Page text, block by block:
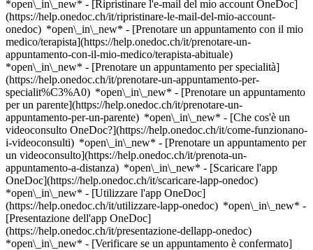
*open\_in\_new* - [Ripristinare l'e-mail del mio account OneDoc]
(https://help.onedoc.ch/it/ripristinare-le-mail-del-mio-account-
onedoc) *open\_in\_new* - [Prenotare un appuntamento con il mio
medico/terapista](https://help.onedoc.ch/it/prenotare-un-
appuntamento-con-il-mio-medico/terapista-abituale)
*open\_in\_new* - [Prenotare un appuntamento per specialità]
(https://help.onedoc.ch/it/prenotare-un-appuntamento-per-
specialit%C3%A0) *open\_in\_new* - [Prenotare un appuntamento
per un parente](https://help.onedoc.ch/it/prenotare-un-
appuntamento-per-un-parente) *open\_in\_new* - [Che cos'è un
videoconsulto OneDoc?](https://help.onedoc.ch/it/come-funzionano-
i-videoconsulti) *open\_in\_new* - [Prenotare un appuntamento per
un videoconsulto](https://help.onedoc.ch/it/prenota-un-
appuntamento-a-distanza) *open\_in\_new* - [Scaricare l'app
OneDoc](https://help.onedoc.ch/it/scaricare-lapp-onedoc)
*open\_in\_new* - [Utilizzare l'app OneDoc]
(https://help.onedoc.ch/it/utilizzare-lapp-onedoc) *open\_in\_new* -
[Presentazione dell'app OneDoc]
(https://help.onedoc.ch/it/presentazione-dellapp-onedoc)
*open\_in\_new* - [Verificare se un appuntamento è confermato](https://help.onedoc.ch/it/verificare-se-un-appuntamento-%C3%A8-confermato) *open\_in\_new* - [Annullare un appuntamento prenotato online su OneDoc](https://help.onedoc.ch/it/annullare-un-appuntamento-prenotato-online-su-onedoc) *open\_in\_new* - [Non ho ricevuto la conferma dell'appuntamento](https://help.onedoc.ch/it/non-ho-ricevuto-la-conferma-dellappuntamento) *open\_in\_new* [Vedi tutti i nostri articoli *open\_in\_new*](https://help.onedoc.ch/it/) close ## Modifica la ricerca ![Casa con segno più che indica che la consultazione può essere effettuata in sede](https://www.onedoc.ch/assets/images/icons/on-site.svg) In loco ![Fotocamera con simbolo play che indica che la consultazione può essere effettuata a distanza in video](https://www.onedoc.ch/assets/images/icons/remote.svg) A distanza Cerca #### Specialità #### Professionisti #### Istituti edit Specialista in medicina interna generale a Bienna tune Filtra per Nuovo paziente*keyboard\_arrow\_down* - Accettato*check\_circle* Lingua parlata*keyboard\_arrow\_down* - Albanese*check\_circle* - Arabo*check\_circle* - Catalano*check\_circle* - Francese*check\_circle* - Inglese*check\_circle* - Italiano*check\_circle* - Latino*check\_circle* - Malese*check\_circle* - Olandese*check\_circle* - Persiano*check\_circle* - Portoghese*check\_circle* - Serbo*check\_circle* - Spagnolo*check\_circle* - Svedese*check\_circle* - Tedesco*check\_circle* - Turco*check\_circle* - Ungherese*check\_circle* Sesso*keyboard\_arrow\_down* - Donna*check\_circle* - Uomo*check\_circle* Rete*keyboard\_arrow\_down* - Ärztenetzwerk Bern*check\_circle* - Ärztenetzwerk Grauholz*check\_circle* - ArgoMed*check\_circle* - mediX*check\_circle* - mednetbern*check\_circle* - Medbase*check\_circle* Disponibilità*keyboard\_arrow\_down* - Disponibile oggi*check\_circle* - Entro i prossimi 3 giorni*check\_circle* - Entro i prossimi 7 giorni*check\_circle* - Entro i prossimi 14 giorni*check\_circle* # __Specialista in medicina interna generale__ a __Bienna__: prenota il tuo appuntamento online oggi ## 8 risultati a Bienna [![Dr.ssa med. Tabea Amon, specialista in medicina interna generale a Bienna](https://assets.onedoc.ch/images/users/3d6fe6ec776f648c9a91cd7f3df23dedace87a61d135d5fbed541b05f7b94b28-small.jpg "Dr.ssa med. Tabea Amon, specialista in medicina interna generale a Bienna")](https://www.onedoc.ch/it/specialista-in-medicina-interna-generale/bienna/pc1j6/dr-med-tabea-amon) ### [Dr.ssa med. Tabea Amon](https://www.onedoc.ch/it/specialista-in-medicina-interna-generale/bienna/pc1j6/dr-med-tabea-amon) ![Badge che indica un profilo verificato](https://www.onedoc.ch/assets/images/icons/checkmark.svg) Specialista in medicina interna generale [Praxis im Zentrum Biel](https://www.onedoc.ch/it/studio-medico/bienna/ebegg/praxis-im-zentrum-biel) Unionsgasse 14 2502 Bienna ![Icona paziente con segno meno che indica che il professionista non accetta nuovi pazienti](https://www.onedoc.ch/assets/images/icons/no-new-patients.svg)Non accetta nuovi pazienti [Prenota un appuntamento](https://www.onedoc.ch/it/specialista-in-medicina-interna-generale/bienna/pc1j6/dr-med-tabea-amon) *chevron\_left* mar 04 ago *chevron\_right* Vedi più appuntamenti *error\_outline* Si è verificato un errore durante il caricamento della disponibilità [Riprova](https://www.onedoc.ch) [![Dr.ssa med. Rebekka Gurtner, specialista in medicina interna generale a Bienna](https://assets.onedoc.ch/images/users/2b8e1bcfb7df82cc98e2ff5d91bf73493d1f0b0bd127b61a07f44b898e810095-small.jpg "Dr.ssa med. Rebekka Gurtner, specialista in medicina interna generale a Bienna")](https://www.onedoc.ch/it/specialista-in-medicina-interna-generale/bienna/pc1j5/dr-med-rebekka-gurtner) ### [Dr.ssa med. Rebekka Gurtner](https://www.onedoc.ch/it/specialista-in-medicina-interna-generale/bienna/pc1j5/dr-med-rebekka-gurtner) ![Badge che indica un profilo verificato](https://www.onedoc.ch/assets/images/icons/checkmark.svg) Specialista in medicina interna generale [Praxis im Zentrum Biel](https://www.onedoc.ch/it/studio-medico/bienna/ebegg/praxis-im-zentrum-biel) Unionsgasse 14 2502 Bienna ![Dr.ssa med. Rebekka Gurtner è affiliata alla rete mediX](https://assets.onedoc.ch/images/networks/logos/4f3be0e73805cd850f7f0f1bddc7c1871c91eddabe35e40a16c0bfdcf16c9e49-small.png) ![Icona paziente con segno meno che indica che il professionista non accetta nuovi pazienti](https://www.onedoc.ch/assets/images/icons/no-new-patients.svg)Non accetta nuovi pazienti [Prenota un appuntamento](https://www.onedoc.ch/it/specialista-in-medicina-interna-generale/bienna/pc1j5/dr-med-rebekka-gurtner) *chevron\_left* mar 04 ago *chevron\_right* Vedi più appuntamenti *error\_outline* Si è verificato un errore durante il caricamento della disponibilità [Riprova](https://www.onedoc.ch) [![Dr. med. Sebastian Sixt, angiologo a Bienna](https://assets.onedoc.ch/images/users/5474e14acfaf96c319d1cfee46557ed4bfac4ece18969dc8d4c9f076a73e3448-small.png "Dr. med. Sebastian Sixt, angiologo a Bienna")](https://www.onedoc.ch/it/angiologo/bienna/p4lk/dr-med-sebastian-sixt) ### [Dr. med. Sebastian Sixt](https://www.onedoc.ch/it/angiologo/bienna/p4lk/dr-med-sebastian-sixt) ![Badge che indica un profilo verificato](https://www.onedoc.ch/assets/images/icons/checkmark.svg) [Angiologo](https://www.onedoc.ch/it/angiologo/bienna), Specialista in medicina interna generale [Gefässpraxis Biel/Bienne AG (Bahnhofstrasse 14, 2502 Biel)](https://www.onedoc.ch/it/studio-medico/bienna/esd5/gefasspraxis-biel-bienne-ag-bahnhofstrasse-14-2502-biel) Bahnhofstrasse 14 2502 Bienna ![Icona paziente con segno più che indica che il professionista accetta nuovi pazienti](https://www.onedoc.ch/assets/images/icons/new-patients.svg)Accetta nuovi pazienti [Prenota un appuntamento](https://www.onedoc.ch/it/angiologo/bienna/p4lk/dr-med-sebastian-sixt) *chevron\_left* mar 04 ago *chevron\_right* Vedi più appuntamenti *error\_outline* Si è verificato un errore durante il caricamento della disponibilità [Riprova](https://www.onedoc.ch) [![Dr.ssa med. Joanna Monigatti, specialista in medicina interna generale a Bienna](https://assets.onedoc.ch/images/users/358e86743956819f876b60634d59ddc16a2af793e082dd6bdfb511abe5791435-small.jpg "Dr.ssa med. Joanna Monigatti, specialista in medicina interna generale a Bienna")](https://www.onedoc.ch/it/specialista-in-medicina-interna-generale/bienna/pcw85/dr-med-joanna-monigatti) ### [Dr.ssa med. Joanna Monigatti](https://www.onedoc.ch/it/specialista-in-medicina-interna-generale/bienna/pcw85/dr-med-joanna-monigatti) ![Badge che indica un profilo verificato](https://www.onedoc.ch/assets/images/icons/checkmark.svg) Specialista in medicina interna generale [Monigatti Medical Sàrl](https://www.onedoc.ch/it/studio-medico/bienna/ebcyl/monigatti-medical-sarl) Unionsgasse 14 2502 Bienna ![Icona fotocamera con simbolo play che indica che il professionista offre videoconsulti](https://www.onedoc.ch/assets/images/icons/video-consultations.svg)Video-consulti disponibili ![Icona paziente con segno meno che indica che il professionista non accetta nuovi pazienti](https://www.onedoc.ch/assets/images/icons/no-new-patients.svg)Non accetta nuovi pazienti [Prenota un appuntamento](https://www.onedoc.ch/it/specialista-in-medicina-interna-generale/bienna/pcw85/dr-med-joanna-monigatti) Competenze:[Controllo annuale](https://www.onedoc.ch/it/controllo-annuale/bienna), [Controllo del libretto di vaccinazione](https://www.onedoc.ch/it/controllo-del-libretto-di-vaccinazione/bienna), [Febbre | Influenza | Sintomi influenzali | Raffreddore](https://www.onedoc.ch/it/febbre-influenza-sintomi-influenzali-raffreddore/bienna), [Misurazione della pressione sanguigna (arteriosa)](https://www.onedoc.ch/it/misurazione-della-pressione-sanguigna-arteriosa/bienna), [Stitichezza](https://www.onedoc.ch/it/stitichezza/bienna), [Misurazione del livello di ferro | Ferritina](https://www.onedoc.ch/it/misurazione-del-livello-di-ferro-ferritina/bienna), [Test della vitamina D](https://www.onedoc.ch/it/test-della-vitamina-d/bienna), [Cura delle ferite](https://www.onedoc.ch/it/cura-delle-ferite/bienna)Vedi di più Competenze:[Controllo annuale](https://www.onedoc.ch/it/controllo-annuale/bienna), [Controllo del libretto di vaccinazione](https://www.onedoc.ch/it/controllo-del-libretto-di-vaccinazione/bienna), [Febbre | Influenza | Sintomi influenzali | Raffreddore](https://www.onedoc.ch/it/febbre-influenza-sintomi-influenzali-raffreddore/bienna), [Misurazione della pressione sanguigna (arteriosa)](https://www.onedoc.ch/it/misurazione-della-pressione-sanguigna-arteriosa/bienna), [Stitichezza](https://www.onedoc.ch/it/stitichezza/bienna), [Misurazione del livello di ferro | Ferritina](https://www.onedoc.ch/it/misurazione-del-livello-di-ferro-ferritina/bienna), [Test della vitamina D](https://www.onedoc.ch/it/test-della-vitamina-d/bienna), [Cura delle ferite](https://www.onedoc.ch/it/cura-delle-ferite/bienna)Vedi di più [![Dr.ssa med. Nicole Stern, specialista in medicina interna generale a Bienna](https://assets.onedoc.ch/images/users/aae8a1babf135789a816495d35c8d8b25c88d192329fef26a2e1c46062144a9a-small.jpg "Dr.ssa med. Nicole Stern, specialista in medicina interna generale a Bienna")](https://www.onedoc.ch/it/specialista-in-medicina-interna-generale/bienna/pc1j3/dr-med-nicole-stern) ### [Dr.ssa med. Nicole Stern](https://www.onedoc.ch/it/specialista-in-medicina-interna-generale/bienna/pc1j3/dr-med-nicole-stern) ![Badge che indica un profilo verificato](https://www.onedoc.ch/assets/images/icons/checkmark.svg) Specialista in medicina interna generale [Praxis im Zentrum Biel](https://www.onedoc.ch/it/studio-medico/bienna/ebegg/praxis-im-zentrum-biel) Unionsgasse 14 2502 Bienna ![Dr.ssa med. Nicole Stern è affiliata alla rete mediX](https://assets.onedoc.ch/images/networks/logos/4f3be0e73805cd850f7f0f1bddc7c1871c91edd